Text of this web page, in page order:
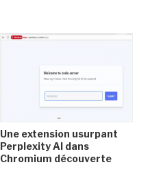
Une extension usurpant
Perplexity AI dans
Chromium découverte